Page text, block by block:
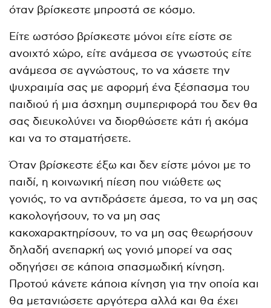
όταν βρίσκεστε μπροστά σε κόσμο.
Είτε ωστόσο βρίσκεστε μόνοι είτε είστε σε
ανοιχτό χώρο, είτε ανάμεσα σε γνωστούς είτε
ανάμεσα σε αγνώστους, το να χάσετε την
ψυχραιμία σας με αφορμή ένα ξέσπασμα του
παιδιού ή μια άσχημη συμπεριφορά του δεν θα
σας διευκολύνει να διορθώσετε κάτι ή ακόμα
και να το σταματήσετε.
Όταν βρίσκεστε έξω και δεν είστε μόνοι με το
παιδί, η κοινωνική πίεση που νιώθετε ως
γονιός, το να αντιδράσετε άμεσα, το να μη σας
κακολογήσουν, το να μη σας
κακοχαρακτηρίσουν, το να μη σας θεωρήσουν
δηλαδή ανεπαρκή ως γονιό μπορεί να σας
οδηγήσει σε κάποια σπασμωδική κίνηση.
Προτού κάνετε κάποια κίνηση για την οποία και
θα μετανιώσετε αργότερα αλλά και θα έχει